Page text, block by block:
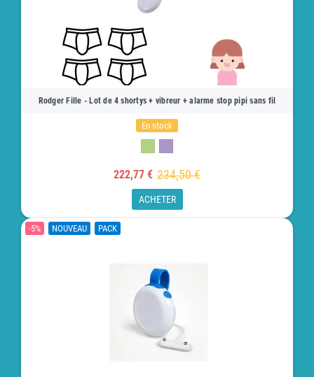
Rodger Fille - Lot de 4 shortys + vibreur + alarme stop pipi sans fil
En stock
222,77 € 234,50 €
ACHETER
-5% NOUVEAU PACK